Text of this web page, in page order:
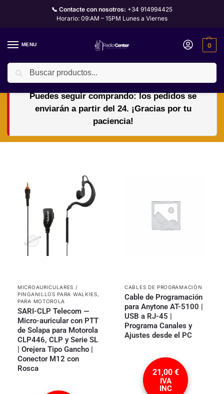
📞 Contacte con nosotros: +34 914994425
Horario: 09:AM – 15PM Lunes a Viernes
MENU 0
🏖️🌴VACACIONES del 10 al 24 de agosto.
Puedes seguir comprando: los pedidos se
enviarán a partir del 24. ¡Gracias por tu
paciencia!
MICROAURICULARES /
PINGANILLOS PARA WALKIES,
PARA MOTOROLA
SARI-CLP Telecom —
Micro-auricular con PTT
de Solapa para Motorola
CLP446, CLP y Serie SL
| Orejera Tipo Gancho |
Conector M12 con
Rosca
CABLES DE PROGRAMACIÓN
Cable de Programación
para Anytone AT-5100 |
USB a RJ-45 |
Programa Canales y
Ajustes desde el PC
21,00 €
IVA
INC